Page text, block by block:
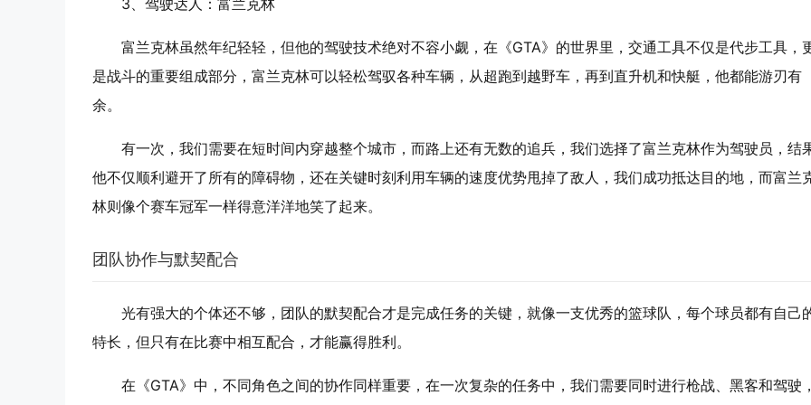
富兰克林虽然年纪轻轻，但他的驾驶技术绝对不容小觑，在《GTA》的世界里，交通工具不仅是代步工具，
是战斗的重要组成部分，富兰克林可以轻松驾驭各种车辆，从超跑到越野车，再到直升机和快艇，他都能游刃有
余。
有一次，我们需要在短时间内穿越整个城市，而路上还有无数的追兵，我们选择了富兰克林作为驾驶员，结
他不仅顺利避开了所有的障碍物，还在关键时刻利用车辆的速度优势甩掉了敌人，我们成功抵达目的地，而富兰
林则像个赛车冠军一样得意洋洋地笑了起来。
团队协作与默契配合
光有强大的个体还不够，团队的默契配合才是完成任务的关键，就像一支优秀的篮球队，每个球员都有自己
特长，但只有在比赛中相互配合，才能赢得胜利。
在《GTA》中，不同角色之间的协作同样重要，在一次复杂的任务中，我们需要同时进行枪战、黑客和驾驶，